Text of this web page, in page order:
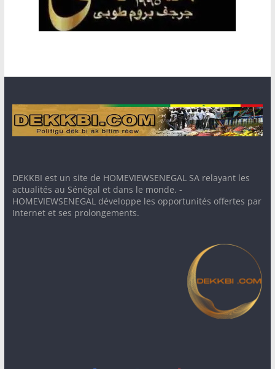
DEKKBI est un site de HOMEVIEWSENEGAL SA relayant les
actualités au Sénégal et dans le monde. -
HOMEVIEWSENEGAL développe les opportunités offertes par
Internet et ses prolongements.